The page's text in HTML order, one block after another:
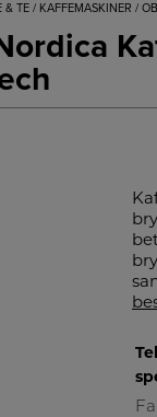
& TE / KAFFEMASKINER /